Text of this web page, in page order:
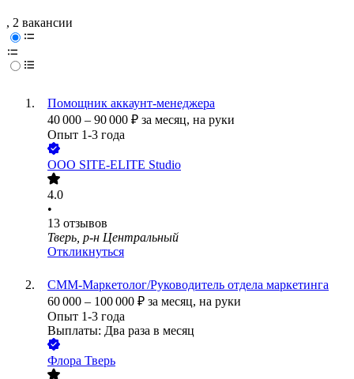
, 2 вакансии
Помощник аккаунт-менеджера
40 000 – 90 000 ₽ за месяц, на руки
Опыт 1-3 года
ООО SITE-ELITE Studio
4.0
•
13 отзывов
Тверь, р-н Центральный
Откликнуться
СММ-Маркетолог/Руководитель отдела маркетинга
60 000 – 100 000 ₽ за месяц, на руки
Опыт 1-3 года
Выплаты: Два раза в месяц
Флора Тверь